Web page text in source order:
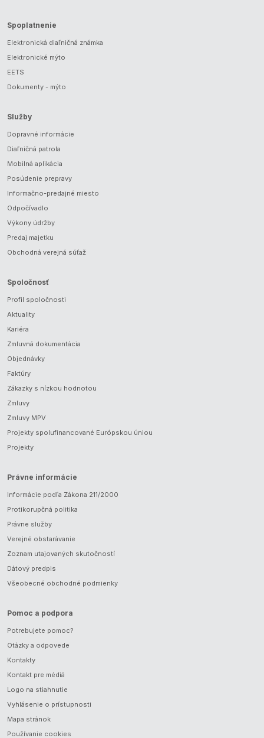
Spoplatnenie
Elektronická diaľničná známka
Elektronické mýto
EETS
Dokumenty - mýto
Služby
Dopravné informácie
Diaľničná patrola
Mobilná aplikácia
Posúdenie prepravy
Informačno-predajné miesto
Odpočívadlo
Výkony údržby
Predaj majetku
Obchodná verejná súťaž
Spoločnosť
Profil spoločnosti
Aktuality
Kariéra
Zmluvná dokumentácia
Objednávky
Faktúry
Zákazky s nízkou hodnotou
Zmluvy
Zmluvy MPV
Projekty spolufinancované Európskou úniou
Projekty
Právne informácie
Informácie podľa Zákona 211/2000
Protikorupčná politika
Právne služby
Verejné obstarávanie
Zoznam utajovaných skutočností
Dátový predpis
Všeobecné obchodné podmienky
Pomoc a podpora
Potrebujete pomoc?
Otázky a odpovede
Kontakty
Kontakt pre médiá
Logo na stiahnutie
Vyhlásenie o prístupnosti
Mapa stránok
Používanie cookies